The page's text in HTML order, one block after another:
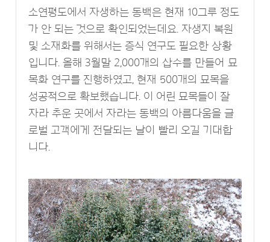
소연평도에서 자생하는 동백은 현재 10그루 정도
가 안 되는 것으로 확인되었는데요. 자생지 복원
및 소재화를 위해서는 증식 연구도 필요한 상황
입니다. 올해 3월말 2,000개의 삽수를 만들어 묘
목화 연구를 진행하였고, 현재 500개의 묘목을
성공적으로 확보했습니다. 이 어린 묘목들이 잘
자라 추운 곳에서 자라는 동백의 아름다움을 글
로벌 고객에게 전달되는 날이 빨리 오길 기대합
니다.